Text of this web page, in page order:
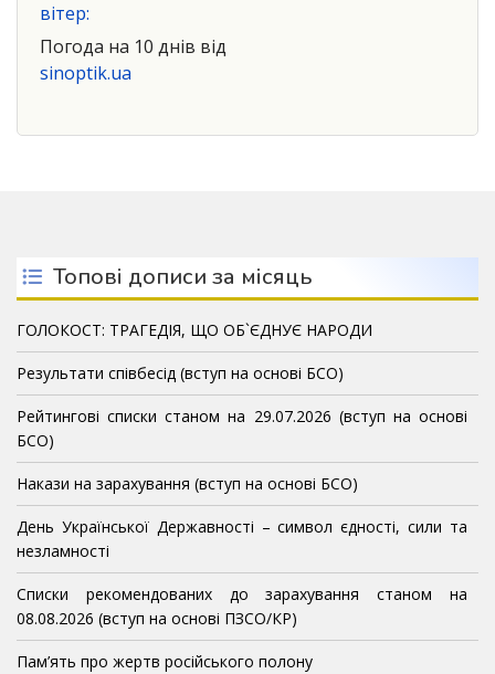
вітер:
Погода на 10 днів від
sinoptik.ua
Топові дописи за місяць
ГОЛОКОСТ: ТРАГЕДІЯ, ЩО ОБ`ЄДНУЄ НАРОДИ
Результати співбесід (вступ на основі БСО)
Рейтингові списки станом на 29.07.2026 (вступ на основі
БСО)
Накази на зарахування (вступ на основі БСО)
День Української Державності – символ єдності, сили та
незламності
Списки рекомендованих до зарахування станом на
08.08.2026 (вступ на основі ПЗСО/КР)
Пам’ять про жертв російського полону